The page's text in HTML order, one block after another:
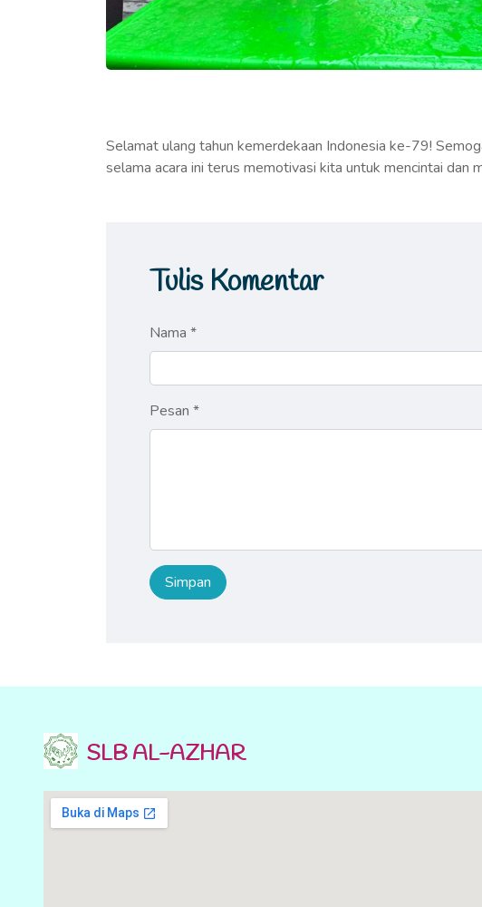
Selamat ulang tahun kemerdekaan Indonesia ke-79!
selama acara ini terus memotivasi kita untuk mencintai dan
Tulis Komentar
Nama *
Pesan *
SLB AL-AZHAR